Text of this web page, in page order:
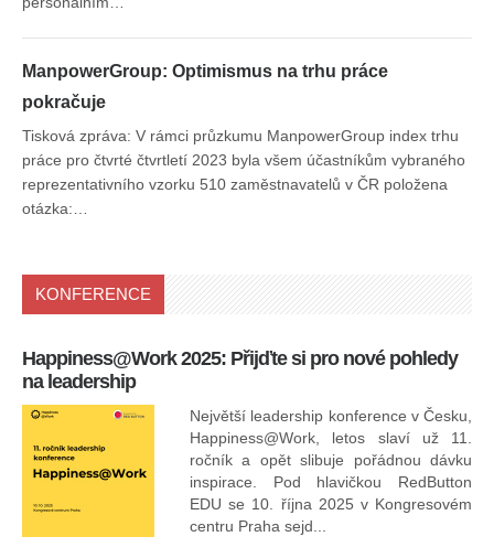
ManpowerGroup: Optimismus na trhu práce
pokračuje
Tisková zpráva: V rámci průzkumu ManpowerGroup index trhu
práce pro čtvrté čtvrtletí 2023 byla všem účastníkům vybraného
reprezentativního vzorku 510 zaměstnavatelů v ČR položena
otázka:…
KONFERENCE
Happiness@Work 2025: Přijďte si pro nové pohledy
na leadership
Největší leadership konference v Česku,
Happiness@Work, letos slaví už 11.
ročník a opět slibuje pořádnou dávku
inspirace. Pod hlavičkou RedButton
EDU se 10. října 2025 v Kongresovém
centru Praha sejd...